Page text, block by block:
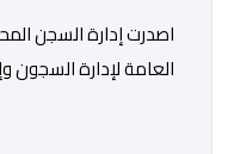
العامة لإدارة السجون